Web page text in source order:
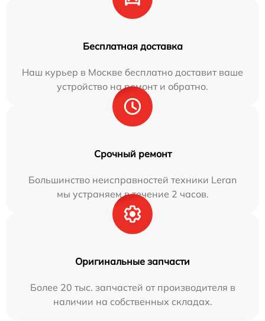
Бесплатная доставка
Наш курьер в Москве бесплатно доставит ваше
устройство на ремонт и обратно.
Срочный ремонт
Большинство неисправностей техники Leran
мы устраняем в течение 2 часов.
Оригинальные запчасти
Более 20 тыс. запчастей от производителя в
наличии на собственных складах.